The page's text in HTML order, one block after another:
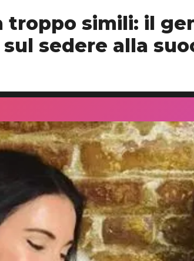
troppo simili: il
sul sedere alla